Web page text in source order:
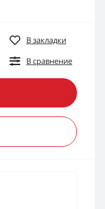
В закладки
В сравнение